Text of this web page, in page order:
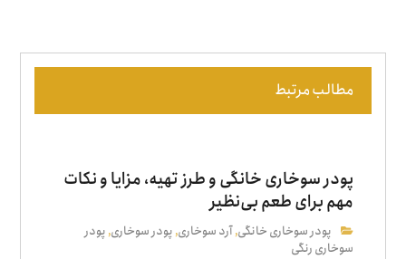
مطالب مرتبط
پودر سوخاری خانگی و طرز تهیه، مزایا و نکات
مهم برای طعم بی‌نظیر
پودر سوخاری خانگی,آرد سوخاری,پودر سوخاری,پودر
سوخاری رنگی